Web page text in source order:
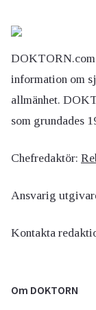
DOKTORN.com
information om
allmänhet.
som grundades
Chefredaktör:
Ansvarig
Kontakta
Om DOKTORN